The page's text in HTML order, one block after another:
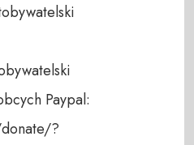
Paypal:
?